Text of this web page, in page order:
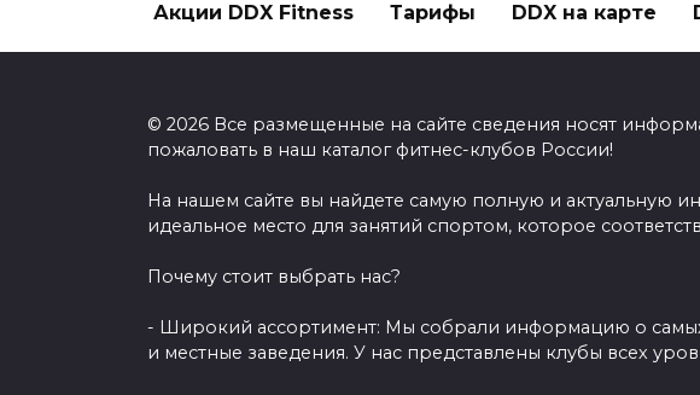
Акции DDX Fitness Тарифы DDX на карте
© 2026 Все размещенные на сайте сведения носят
пожаловать в наш каталог фитнес-клубов России!
На нашем сайте вы найдете самую полную и актуальную
идеальное место для занятий спортом, которое
Почему стоит выбрать нас?
- Широкий ассортимент: Мы собрали информацию о
и местные заведения. У нас представлены клубы всех